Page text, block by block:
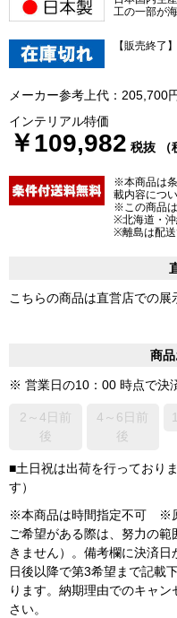
工の一部が
【販売終了
メーカー参考上代：205,700
インテリアル特価
￥109,982 税抜 （
※本商品は
載内容につ
※この商品は
※北海道・沖
※離島は配送
こちらの商品は直営店での展
商
※ 営業日の10：00 時点で決
2～4日前
後
4～6日前
後
■土日祝は出荷を行っており
す）
※本商品は時間指定不可 ※
ご希望がある際は、努力の
きません）。備考欄に決済
日後以降で第3希望まで記載
ります。納期理由でのキャ
さい。